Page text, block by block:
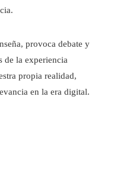
provoca debate y
de la experiencia
propia realidad,
en la era digital.